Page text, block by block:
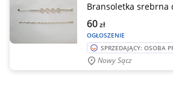
Bransoletka srebrna
OGŁOSZENIE
60zł
SPRZEDAJĄCY: OSOBA
Nowy Sącz